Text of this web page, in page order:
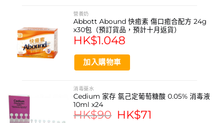
尺寸：5.5×5.5厘米 / 7.5×7.5厘米 / 10×10厘米
包裝規格：25片/盒
已消毒
注意：圖片只供參考
營養奶
Abbott Abound 快癒素 傷口癒合配方 24g
x30包（預訂貨品，預計十月返貨）
HK$1.048
加入購物車
消毒藥水
Cedium 家存 氯己定葡萄糖酸 0.05% 消毒液
10ml x24
HK$90
Original
price
HK$71